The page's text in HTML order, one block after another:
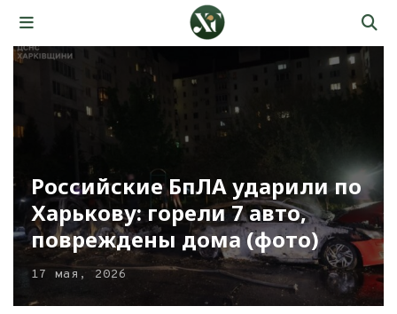
Российские БпЛА ударили по
Харькову: горели 7 авто,
повреждены дома (фото)
17 мая, 2026